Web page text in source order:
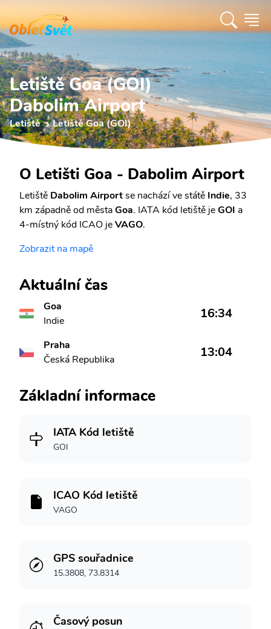
Letiště Goa (GOI)
Dabolim Airport
Letiště Letiště Goa (GOI)
O Letišti Goa - Dabolim Airport
Letiště Dabolim Airportse nachází ve státě Indie, 33
km západně od městaGoa. IATA kód letiště jeGOI a
4-místný kód ICAO jeVAGO.
Zobrazit na mapě
Aktuální čas
Goa
Indie
16:34
Praha
Česká Republika
13:04
Základní informace
IATA Kód letiště
GOI
ICAO Kód letiště
VAGO
GPS souřadnice
15.3808, 73.8314
Časový posun